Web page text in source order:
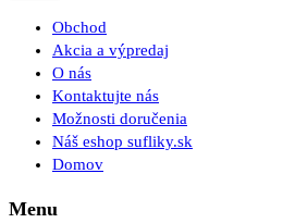
Obchod
Akcia a výpredaj
O nás
Kontaktujte nás
Možnosti doručenia
Náš eshop sufliky.sk
Domov
Menu